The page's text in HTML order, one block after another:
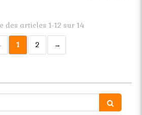
des articles 1-12 sur 14
1 2